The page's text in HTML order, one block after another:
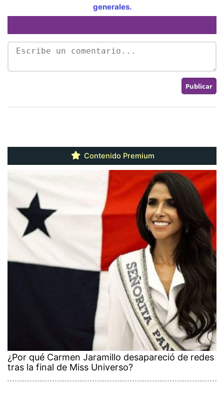
generales.
Contenido Premium
¿Por qué Carmen Jaramillo desapareció de redes
tras la final de Miss Universo?